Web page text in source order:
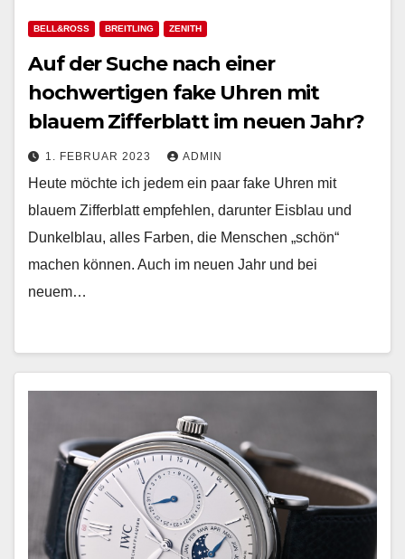
BELL&ROSS BREITLING ZENITH
Auf der Suche nach einer
hochwertigen fake Uhren mit
blauem Zifferblatt im neuen Jahr?
1. FEBRUAR 2023 ADMIN
Heute möchte ich jedem ein paar fake Uhren mit
blauem Zifferblatt empfehlen, darunter Eisblau und
Dunkelblau, alles Farben, die Menschen „schön“
machen können. Auch im neuen Jahr und bei
neuem…